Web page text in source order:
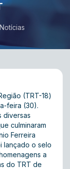
Notícias
(TRT-18)
feira (30).
diversas
culminaram
Ferreira
lançado o selo
a
do TRT de